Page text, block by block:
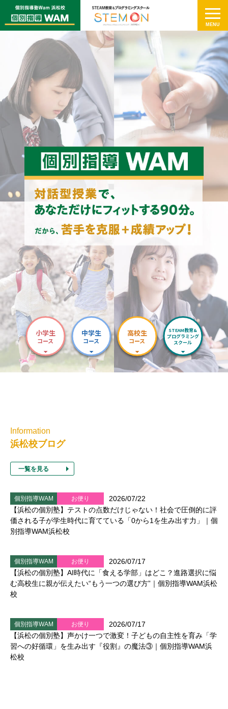
小学生
コース
中学生
コース
高校生
コース
STEAM教育&
プログラミング
スクール
Information
浜松校ブログ
一覧を見る
個別指導WAM お便り
2026/07/22
【浜松の個別塾】テストの点数だけじゃない！社会で圧倒的に評
価される子が学生時代に育てている「0から1を生み出す力」｜個
別指導WAM浜松校
個別指導WAM お便り
2026/07/17
【浜松の個別塾】AI時代に「食える学部」はどこ？進路選択に悩
む高校生に親が伝えたい“もう一つの選び方”｜個別指導WAM浜松
校
個別指導WAM お便り
2026/07/17
【浜松の個別塾】声かけ一つで激変！子どもの自主性を育み「学
習への好循環」を生み出す『役割』の魔法③｜個別指導WAM浜
松校